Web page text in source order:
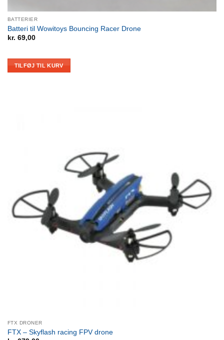
BATTERIER
Batteri til Wowitoys Bouncing Racer Drone
kr. 69,00
TILFØJ TIL KURV
FTX DRONER
FTX – Skyflash racing FPV drone